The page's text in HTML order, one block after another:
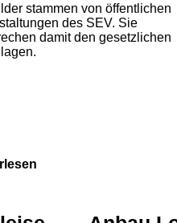
stammen von öffentlichen
des SEV. Sie
damit den gesetzlichen